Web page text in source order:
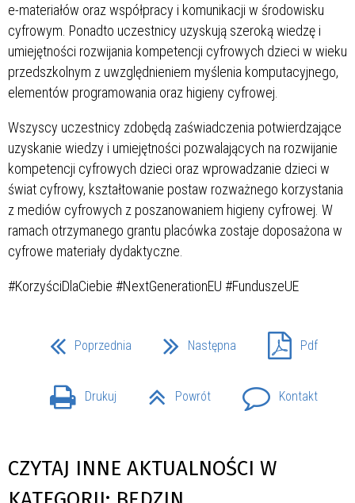
e-materiałów oraz współpracy i komunikacji w środowisku
cyfrowym. Ponadto uczestnicy uzyskują szeroką wiedzę i
umiejętności rozwijania kompetencji cyfrowych dzieci w wieku
przedszkolnym z uwzględnieniem myślenia komputacyjnego,
elementów programowania oraz higieny cyfrowej.
Wszyscy uczestnicy zdobędą zaświadczenia potwierdzające
uzyskanie wiedzy i umiejętności pozwalających na rozwijanie
kompetencji cyfrowych dzieci oraz wprowadzanie dzieci w
świat cyfrowy, kształtowanie postaw rozważnego korzystania
z mediów cyfrowych z poszanowaniem higieny cyfrowej. W
ramach otrzymanego grantu placówka zostaje doposażona w
cyfrowe materiały dydaktyczne.
#KorzyściDlaCiebie #NextGenerationEU #FunduszeUE
Poprzednia Następna Pdf
Drukuj Powrót Kontakt
CZYTAJ INNE AKTUALNOŚCI W